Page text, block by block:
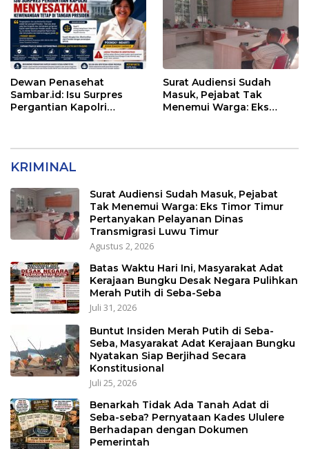
Dewan Penasehat
Sambar.id: Isu Surpres
Pergantian Kapolri
Surat Audiensi Sudah
Masuk, Pejabat Tak
Menemui Warga: Eks
KRIMINAL
Surat Audiensi Sudah Masuk, Pejabat
Tak Menemui Warga: Eks Timor Timur
Pertanyakan Pelayanan Dinas
Transmigrasi Luwu Timur
Agustus 2, 2026
Batas Waktu Hari Ini, Masyarakat Adat
Kerajaan Bungku Desak Negara Pulihkan
Merah Putih di Seba-Seba
Juli 31, 2026
Buntut Insiden Merah Putih di Seba-
Seba, Masyarakat Adat Kerajaan Bungku
Nyatakan Siap Berjihad Secara
Konstitusional
Juli 25, 2026
Benarkah Tidak Ada Tanah Adat di
Seba-seba? Pernyataan Kades Ululere
Berhadapan dengan Dokumen
Pemerintah